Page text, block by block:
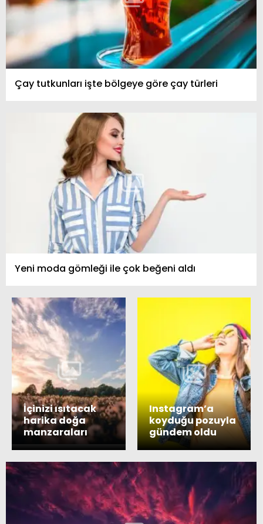
Çay tutkunları işte bölgeye göre çay türleri
Yeni moda gömleği ile çok beğeni aldı
İçinizi ısıtacak
harika doğa
manzaraları
Instagram’a
koyduğu pozuyla
gündem oldu